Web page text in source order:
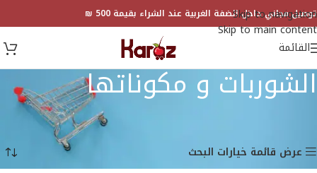
Skip to navigation
Skip to main content
توصيل مجاني داخل الضفة الغربية عند الشراء بقيمة 500 ₪
القائمة
الشوربات و مكوناتها
الشوربات و مكوناتها
عرض قائمة خيارات البحث